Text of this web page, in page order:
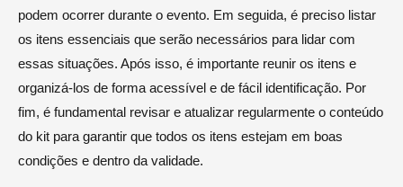
podem ocorrer durante o evento. Em seguida, é preciso listar
os itens essenciais que serão necessários para lidar com
essas situações. Após isso, é importante reunir os itens e
organizá-los de forma acessível e de fácil identificação. Por
fim, é fundamental revisar e atualizar regularmente o conteúdo
do kit para garantir que todos os itens estejam em boas
condições e dentro da validade.